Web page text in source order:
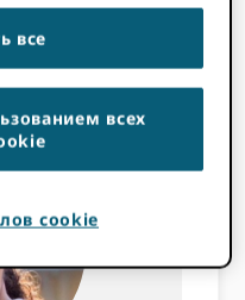
Он
все
всех
cookie